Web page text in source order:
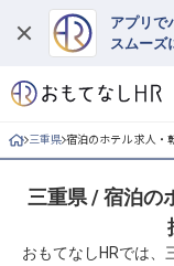
アプリで
スムーズ
ログイン
求人・施設を探
就職・転職 合同
三重県 宿泊のホテル 求人・
三重県 / 宿泊の
おもてなしHRでは、